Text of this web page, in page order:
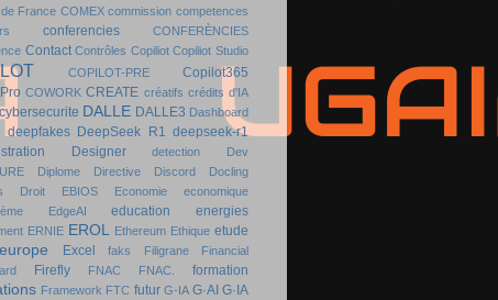
France COMEX commission competences
conferencies
CONFERÈNCIES
Contact Contrôles Copiliot Copiliot Studio
COPILOT-PRE
Copilot365
COWORK CREATE créatifs crédits d'IA
cybersecurite DALLE DALLE3 Dashboard
deepfakes DeepSeek R1
deepseek-r1
Designer detection
Dev
Diplome Directive Discord
Docling
Droit EBIOS Economie
economique
EdgeAI education energies
ERNIE EROL Ethereum Ethique etude
europe Excel faks Filigrane
Financial
Firefly FNAC FNAC. formation
Framework FTC futur G-IA G·AI G·IA